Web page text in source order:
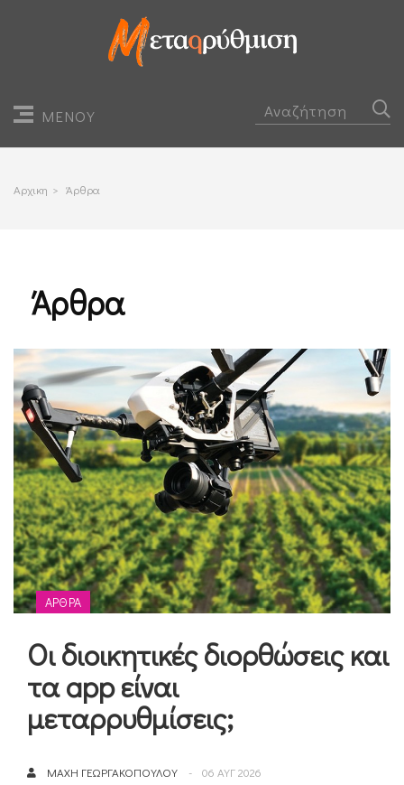
ΜΕΝΟΥ
Αρχικη > Άρθρα
Άρθρα
ΆΡΘΡΑ
Οι διοικητικές διορθώσεις και
τα app είναι
μεταρρυθμίσεις;
ΜΆΧΗ ΓΕΩΡΓΑΚΟΠΟΎΛΟΥ 06 ΑΥΓ 2026